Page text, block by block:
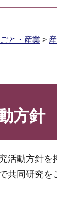
ごと・産業 >
方針
活動方針を
共同研究を